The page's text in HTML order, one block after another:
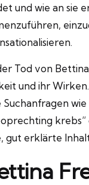
und wie an sie
Tod von
und ihr
gut erklärte